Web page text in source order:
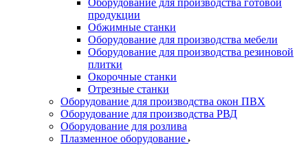
Оборудование для производства готовой
продукции
Обжимные станки
Оборудование для производства мебели
Оборудование для производства резиновой
плитки
Окорочные станки
Отрезные станки
Оборудование для производства окон ПВХ
Оборудование для производства РВД
Оборудование для розлива
Плазменное оборудование